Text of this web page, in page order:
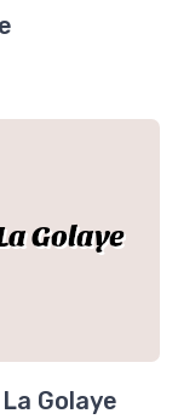
Golaye
Golaye